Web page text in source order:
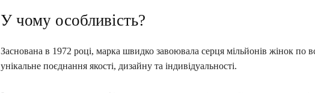
У чому особливість?
Заснована в 1972 році, марка швидко завоювала серця мільйонів жінок по
унікальне поєднання якості, дизайну та індивідуальності.